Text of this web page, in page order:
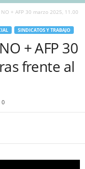
+ AFP 30 marzo 2025, 11.00
SINDICATOS Y TRABAJO
+ AFP 30
frente al
0